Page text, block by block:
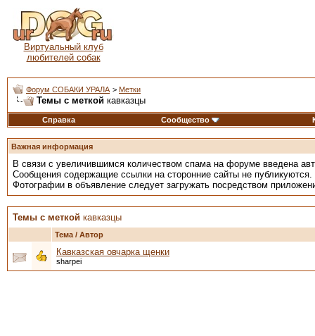
Виртуальный клуб
любителей собак
Форум СОБАКИ УРАЛА > Метки
Темы с меткой кавказцы
Справка Сообщество
Важная информация
В связи с увеличившимся количеством спама на форуме введена
Сообщения содержащие ссылки на сторонние сайты не публикуются.
Фотографии в объявление следует загружать посредством
Темы с меткой кавказцы
Тема / Автор
Кавказская овчарка щенки
sharpei